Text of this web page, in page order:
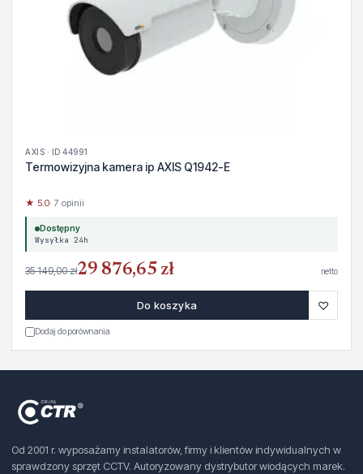
AXIS · ID 44991
Termowizyjna kamera ip AXIS Q1942-E
★ 5.0· 7 opinii
Dostępny
Wysyłka 24h
35 149,00 zł29 876,65 zł netto
Do koszyka ♡
Dodaj do porównania
Od 2001 r. wyposażamy instalatorów, firmy i klientów indywidualnych w
sprawdzony sprzęt CCTV. Autoryzowany dystrybutor wiodących marek.